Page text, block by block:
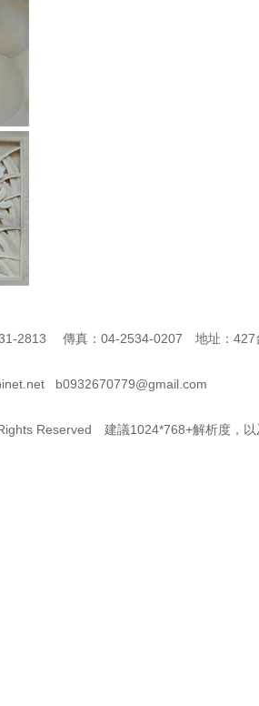
2813 傳真：04-2534-0207 地址：427
b0932670779@gmail.com
Reserved 建議1024*768+解析度，以